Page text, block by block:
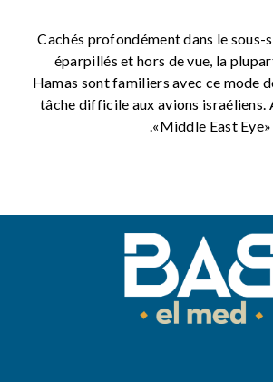
Cachés profondément dans le
éparpillés et hors de vue, la
Hamas sont familiers avec ce mode
tâche difficile aux avions israéliens.
«Middle East